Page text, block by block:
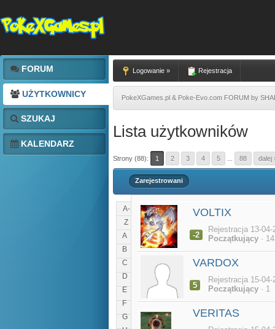
FORUM
UŻYTKOWNICY
SZUKAJ
KALENDARZ
Logowanie » Rejestracja
PokeXGames.pl & Poke-Evo.com FORUM by
Lista użytkowników
Strony (88): 1 2 3 4 5 88 dalej
Zarejestrowani
A-
Z
A
B
C
D
E
F
G
VOLTIX
-2
Rejestracja 13-
Początkujący· 14
VARDOX
5
Rejestracja 15-
Początkujący· 1
VERITAS